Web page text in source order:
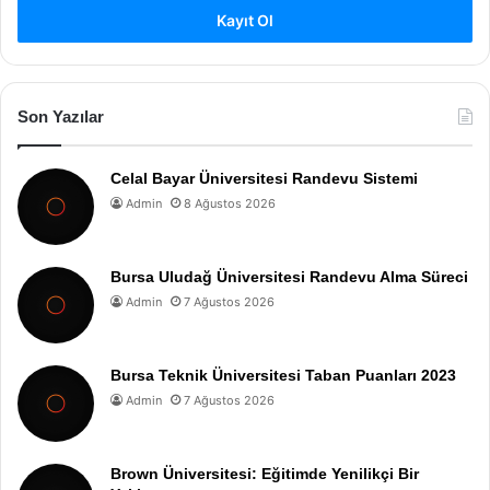
Kayıt Ol
Son Yazılar
Celal Bayar Üniversitesi Randevu Sistemi
Admin 8 Ağustos 2026
Bursa Uludağ Üniversitesi Randevu Alma Süreci
Admin 7 Ağustos 2026
Bursa Teknik Üniversitesi Taban Puanları 2023
Admin 7 Ağustos 2026
Brown Üniversitesi: Eğitimde Yenilikçi Bir